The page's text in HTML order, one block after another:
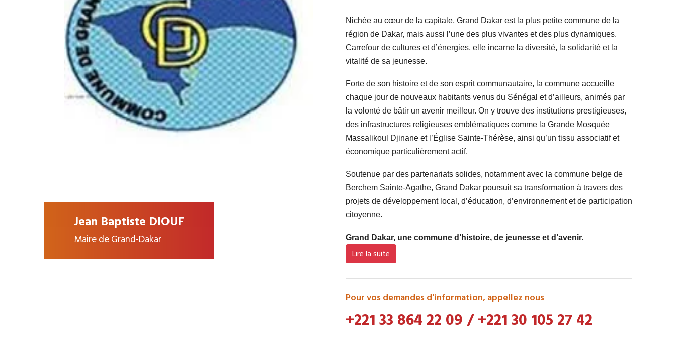
Jean Baptiste DIOUF
Maire de Grand-Dakar
Nichée au cœur de la capitale, Grand Dakar est la plus petite commune de la
région de Dakar, mais aussi l’une des plus vivantes et des plus dynamiques.
Carrefour de cultures et d’énergies, elle incarne la diversité, la solidarité et la
vitalité de sa jeunesse.
Forte de son histoire et de son esprit communautaire, la commune accueille
chaque jour de nouveaux habitants venus du Sénégal et d’ailleurs, animés par
la volonté de bâtir un avenir meilleur. On y trouve des institutions prestigieuses,
des infrastructures religieuses emblématiques comme la Grande Mosquée
Massalikoul Djinane et l’Église Sainte-Thérèse, ainsi qu’un tissu associatif et
économique particulièrement actif.
Soutenue par des partenariats solides, notamment avec la commune belge de
Berchem Sainte-Agathe, Grand Dakar poursuit sa transformation à travers des
projets de développement local, d’éducation, d’environnement et de participation
citoyenne.
Grand Dakar, une commune d’histoire, de jeunesse et d’avenir.
Lire la suite
Pour vos demandes d'information, appellez nous
+221 33 864 22 09/+221 30 105 27 42